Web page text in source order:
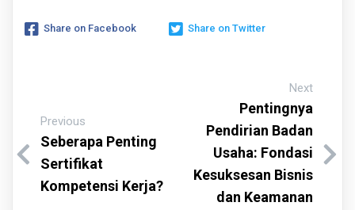
Share on Facebook Share on Twitter
Previous
Seberapa Penting
Sertifikat
Kompetensi Kerja?
Next
Pentingnya
Pendirian Badan
Usaha: Fondasi
Kesuksesan Bisnis
dan Keamanan